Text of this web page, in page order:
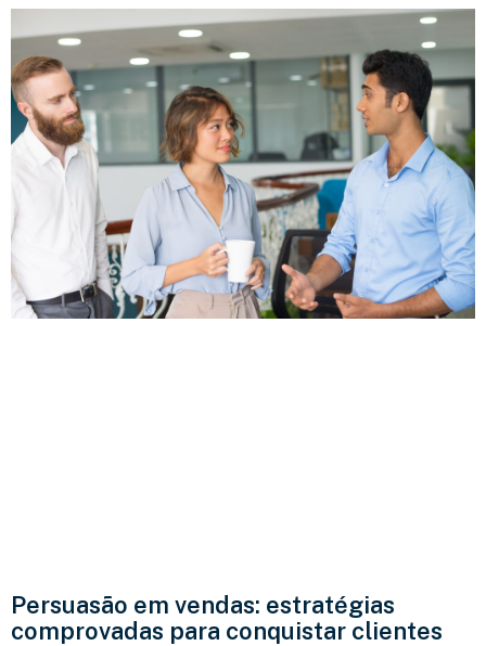
Persuasão em vendas: estratégias
comprovadas para conquistar clientes